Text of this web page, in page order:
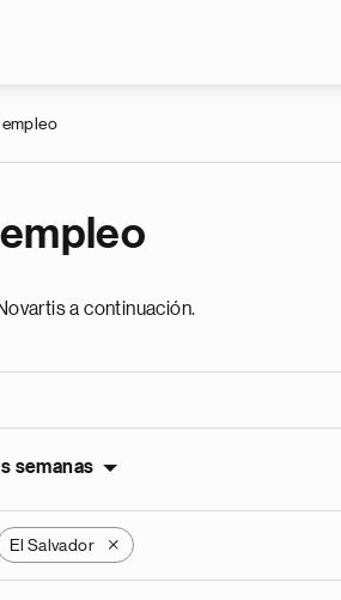
empleo
a continuación.
semanas
El Salvador X